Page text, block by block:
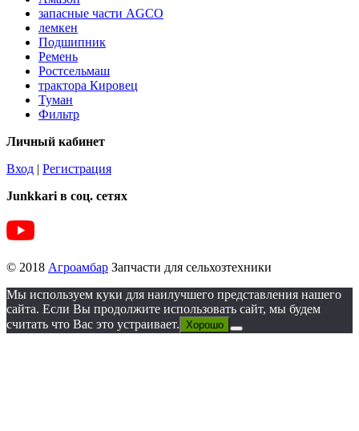
запасные части AGCO
лемкен
Подшипник
Ремень
Ростсельмаш
трактора Кировец
Туман
Фильтр
Личный кабинет
Вход | Регистрация
Junkkari в соц. сетях
© 2018 Агроамбар Запчасти для сельхозтехники
Мы используем куки для наилучшего представления нашего
сайта. Если Вы продолжите использовать сайт, мы будем
считать что Вас это устраивает. Хорошо